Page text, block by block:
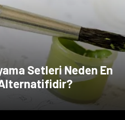
Setleri Neden En
Alternatifidir?